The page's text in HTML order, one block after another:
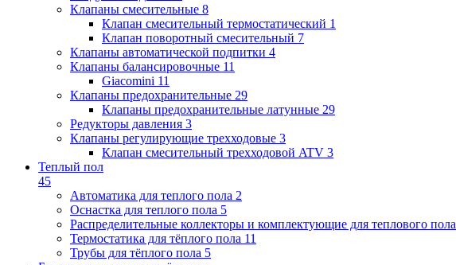
Клапаны cмесительные 8
Клапан cмесительный термостатический 1
Клапан поворотный cмесительный 7
Клапаны автоматической подпитки 4
Клапаны балансировочные 11
Giacomini 11
Клапаны предохранительные 29
Клапаны предохранительные латунные 29
Редукторы давления 3
Клапаны регулирующие трехходовые 3
Клапан смесительный трехходовой ATV 3
Теплый пол
45
Автоматика для теплого пола 2
Оснастка для теплого пола 5
Распределительные коллекторы и комплектующие для теплового пола
Термостатика для тёплого пола 11
Трубы для тёплого пола 5